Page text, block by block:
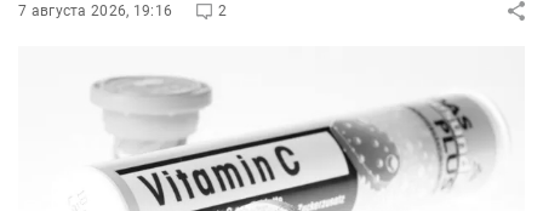
7 августа 2026, 19:16 2